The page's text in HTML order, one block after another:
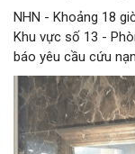
NHN - Khoảng 18
Khu vực số 13 -
báo yêu cầu cứu
hợp kinh doanh tại
Định Công khiến